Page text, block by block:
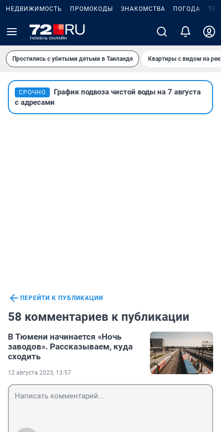
НЕДВИЖИМОСТЬ ПРОМОКОДЫ ЗНАКОМСТВА ПОГОДА
Простились с убитыми детьми в Таиланде Квартиры с видом на
СРОЧНО
График подвоза чистой воды на 7 августа
с адресами
ПЕРЕЙТИ К ПУБЛИКАЦИИ
58 комментариев к публикации
В Тюмени начинается «Ночь
заводов». Рассказываем, куда
сходить
12 августа 2023, 13:57